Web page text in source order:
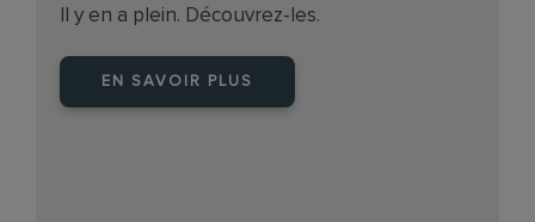
Il y en a plein. Découvrez-les.
EN SAVOIR PLUS